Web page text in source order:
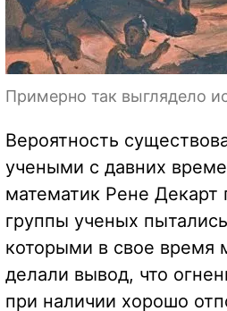
Примерно так выглядело
Вероятность
учеными с давних
математик Рене
группы ученых
которыми в свое время
делали вывод, что
при наличии хорошо